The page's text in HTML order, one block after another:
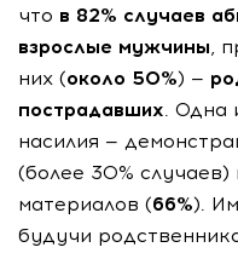
что в 82% случаев
взрослые мужчины,
них (около 50%) —
пострадавших. Одна
насилия —
(более 30%
материалов (66%).
будучи